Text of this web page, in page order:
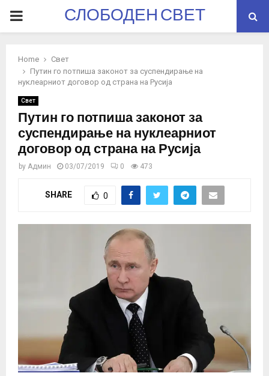
PRIMARYСЛОБОДЕН СВЕТ
Home
Свет
Путин го потпиша законот за суспендирање на
нуклеарниот договор од страна на Русија
Свет
Путин го потпиша законот за
суспендирање на нуклеарниот
договор од страна на Русија
by Админ 03/07/2019 0 473
SHARE 0